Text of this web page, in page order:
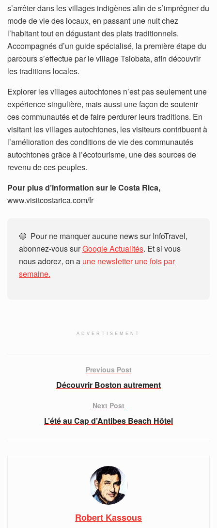
s’arrêter dans les villages indigènes afin de s’imprégner du
mode de vie des locaux, en passant une nuit chez
l’habitant tout en dégustant des plats traditionnels.
Accompagnés d’un guide spécialisé, la première étape du
parcours s’effectue par le village Tsiobata, afin découvrir
les traditions locales.
Explorer les villages autochtones n’est pas seulement une
expérience singulière, mais aussi une façon de soutenir
ces communautés et de faire perdurer leurs traditions. En
visitant les villages autochtones, les visiteurs contribuent à
l’amélioration des conditions de vie des communautés
autochtones grâce à l’écotourisme, une des sources de
revenu de ces peuples.
Pour plus d’information sur le Costa Rica,
www.visitcostarica.com/fr
🔵 Pour ne manquer aucune news sur InfoTravel,
abonnez-vous surGoogle Actualités. Et si vous
nous adorez, on a une newsletter une fois par
semaine.
ADVERTISEMENT
Previous Post
Découvrir Boston autrement
Next Post
L’été au Cap d’Antibes Beach Hôtel
Robert Kassous